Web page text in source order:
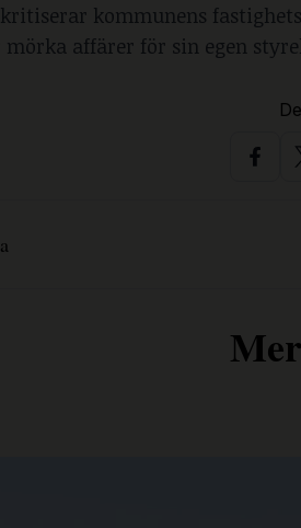
kommunens
mörka affärer för sin egen